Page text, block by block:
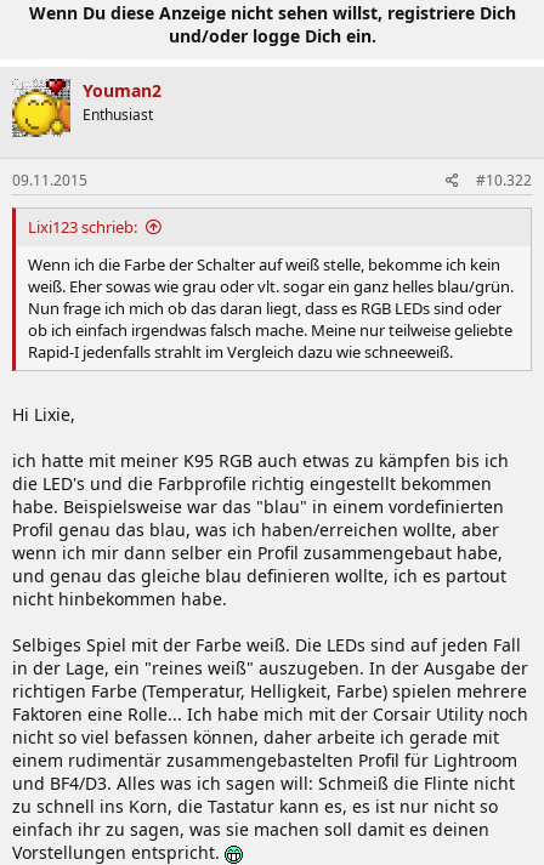
Wenn Du diese Anzeige nicht sehen willst, registriere Dich
und/oder logge Dich ein.
Youman2
Enthusiast
09.11.2015 #10.322
Lixi123 schrieb:
Wenn ich die Farbe der Schalter auf weiß stelle, bekomme ich kein
weiß. Eher sowas wie grau oder vlt. sogar ein ganz helles blau/grün.
Nun frage ich mich ob das daran liegt, dass es RGB LEDs sind oder
ob ich einfach irgendwas falsch mache. Meine nur teilweise geliebte
Rapid-I jedenfalls strahlt im Vergleich dazu wie schneeweiß.
Hi Lixie,
ich hatte mit meiner K95 RGB auch etwas zu kämpfen bis ich
die LED's und die Farbprofile richtig eingestellt bekommen
habe. Beispielsweise war das "blau" in einem vordefinierten
Profil genau das blau, was ich haben/erreichen wollte, aber
wenn ich mir dann selber ein Profil zusammengebaut habe,
und genau das gleiche blau definieren wollte, ich es partout
nicht hinbekommen habe.
Selbiges Spiel mit der Farbe weiß. Die LEDs sind auf jeden Fall
in der Lage, ein "reines weiß" auszugeben. In der Ausgabe der
richtigen Farbe (Temperatur, Helligkeit, Farbe) spielen mehrere
Faktoren eine Rolle... Ich habe mich mit der Corsair Utility noch
nicht so viel befassen können, daher arbeite ich gerade mit
einem rudimentär zusammengebastelten Profil für Lightroom
und BF4/D3. Alles was ich sagen will: Schmeiß die Flinte nicht
zu schnell ins Korn, die Tastatur kann es, es ist nur nicht so
einfach ihr zu sagen, was sie machen soll damit es deinen
Vorstellungen entspricht.